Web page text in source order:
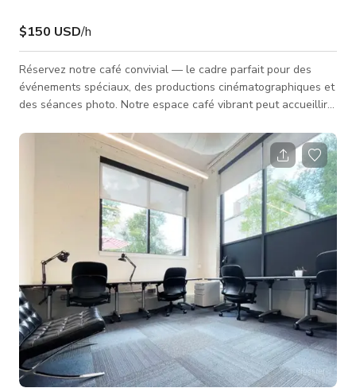
$150 USD/h
Réservez notre café convivial — le cadre parfait pour des
événements spéciaux, des productions cinématographiques et
des séances photo. Notre espace café vibrant peut accueillir
ici pour toute demande ! Parfait pour : Scènes de film & TV,
tournages publicitaires, interviews Photographie éditoriale &
lifestyle Pop-ups, événements privés, occasions spéciales
Création de contenu pour les réseaux sociaux ou campagnes